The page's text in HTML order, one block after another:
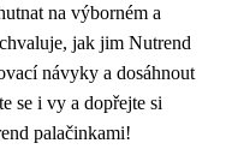
na výborném a
jak jim Nutrend
návyky a dosáhnout
se i vy a dopřejte si
palačinkami!